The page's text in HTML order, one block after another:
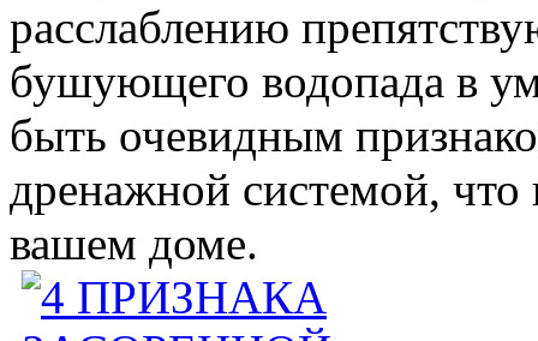
расслаблению
бушующего водопада в
быть очевидным
дренажной системой, что
вашем доме.